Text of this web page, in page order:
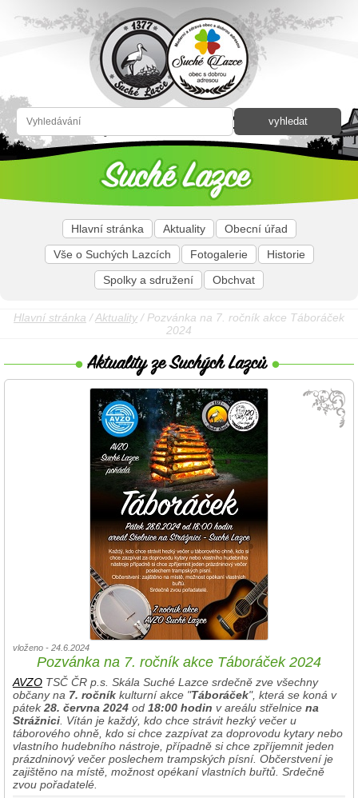
Hlavní stránka Aktuality
Obecní úřad
Vše o Suchých Lazcích
Fotogalerie
Historie
Spolky a sdružení
Obchvat
Hlavní stránka /Aktuality / Pozvánka na 7. ročník akce Táboráček
2024
vloženo - 24.6.2024
Pozvánka na 7. ročník akce Táboráček 2024
AVZO TSČ ČR p.s. Skála Suché Lazce srdečně zve všechny
občany na 7. ročník kulturní akce "Táboráček", která se koná v
pátek28. června 2024 od 18:00 hodin v areálu střelnice na
Strážnici . Vítán je každý, kdo chce strávit hezký večer u
táborového ohně, kdo si chce zazpívat za doprovodu kytary nebo
vlastního hudebního nástroje, případně si chce zpříjemnit jeden
prázdninový večer poslechem trampských písní. Občerstvení je
zajištěno na místě, možnost opékaní vlastních buřtů. Srdečně
zvou pořadatelé.